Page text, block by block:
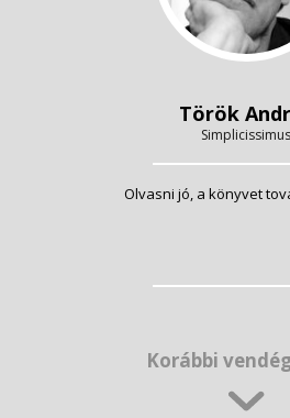
Török
Simplicissimus
Olvasni jó, a könyvet
Korábbi